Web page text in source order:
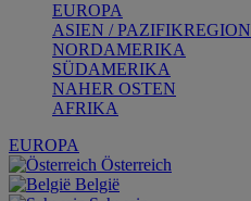
EUROPA
ASIEN / PAZIFIKREGION
NORDAMERIKA
SÜDAMERIKA
NAHER OSTEN
AFRIKA
EUROPA
Österreich
België